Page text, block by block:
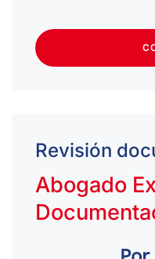
Revisión
Abogado